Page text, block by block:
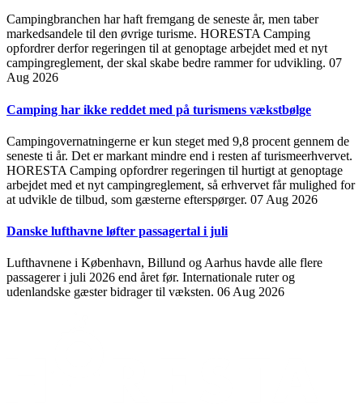
Campingbranchen har haft fremgang de seneste år, men taber
markedsandele til den øvrige turisme. HORESTA Camping
opfordrer derfor regeringen til at genoptage arbejdet med et nyt
campingreglement, der skal skabe bedre rammer for udvikling. 07
Aug 2026
Camping har ikke reddet med på turismens vækstbølge
Campingovernatningerne er kun steget med 9,8 procent gennem de
seneste ti år. Det er markant mindre end i resten af turismeerhvervet.
HORESTA Camping opfordrer regeringen til hurtigt at genoptage
arbejdet med et nyt campingreglement, så erhvervet får mulighed for
at udvikle de tilbud, som gæsterne efterspørger. 07 Aug 2026
Danske lufthavne løfter passagertal i juli
Lufthavnene i København, Billund og Aarhus havde alle flere
passagerer i juli 2026 end året før. Internationale ruter og
udenlandske gæster bidrager til væksten. 06 Aug 2026